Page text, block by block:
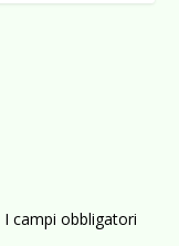
I campi obbligatori